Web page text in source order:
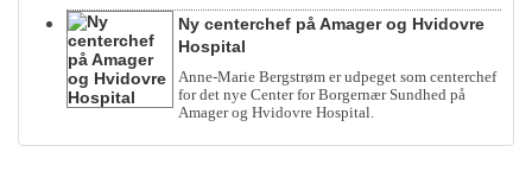
Ny centerchef på Amager og Hvidovre
Hospital
Anne-Marie Bergstrøm er udpeget som centerchef
for det nye Center for Borgernær Sundhed på
Amager og Hvidovre Hospital.